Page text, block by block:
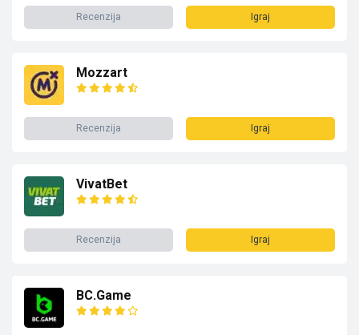
Recenzija Igraj
Mozzart
Recenzija Igraj
VivatBet
Recenzija Igraj
BC.Game